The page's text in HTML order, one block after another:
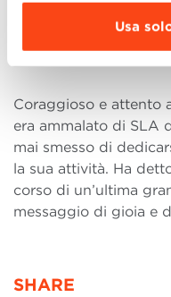
Usa
Coraggioso e attento
era ammalato di SLA
mai smesso di
la sua attività. Ha
corso di un’ultima
messaggio di gioia e
SHARE